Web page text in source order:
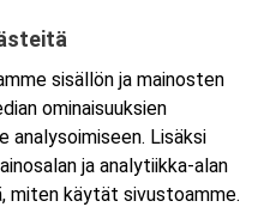
sisällön ja mainosten
ominaisuuksien
analysoimiseen. Lisäksi
ja analytiikka-alan
miten käytät sivustoamme.